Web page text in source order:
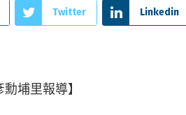
Twitter Linkedin
埔里報導】